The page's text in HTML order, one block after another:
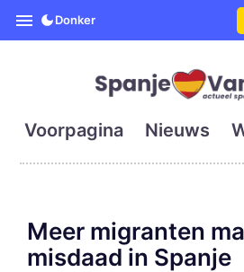
SpanjeVandaag is
Donker
Voorpagina Nieuws
Meer migranten
misdaad in Spanje